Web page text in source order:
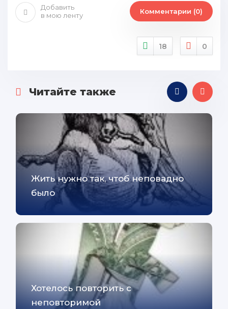
Добавить
в мою ленту
Комментарии (0)
18 0
Читайте также
Жить нужно так, чтоб неповадно
было
Хотелось повторить с
неповторимой